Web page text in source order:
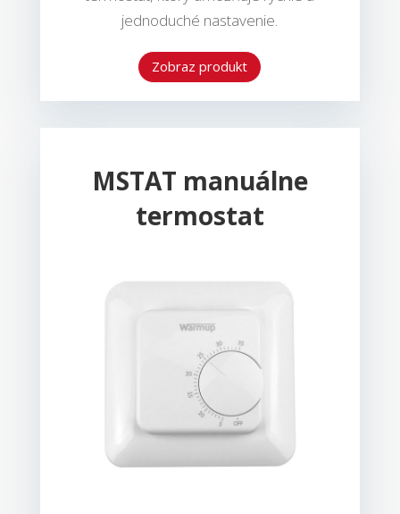
jednoduché nastavenie.
Zobraz produkt
MSTAT manuálne
termostat